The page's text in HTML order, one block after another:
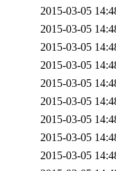
2015-03-05
2015-03-05
2015-03-05
2015-03-05
2015-03-05
2015-03-05
2015-03-05
2015-03-05
2015-03-05